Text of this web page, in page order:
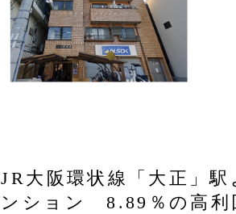
JR大阪環状線「大正」
ンション 8.89％の高利